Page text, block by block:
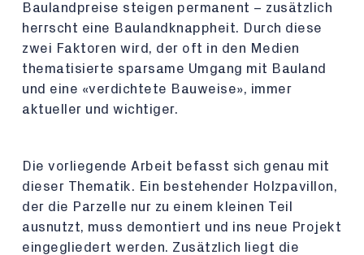
Baulandpreise steigen permanent – zusätzlich
herrscht eine Baulandknappheit. Durch diese
zwei Faktoren wird, der oft in den Medien
thematisierte sparsame Umgang mit Bauland
und eine «verdichtete Bauweise», immer
aktueller und wichtiger.
Die vorliegende Arbeit befasst sich genau mit
dieser Thematik. Ein bestehender Holzpavillon,
der die Parzelle nur zu einem kleinen Teil
ausnutzt, muss demontiert und ins neue Projekt
eingegliedert werden. Zusätzlich liegt die